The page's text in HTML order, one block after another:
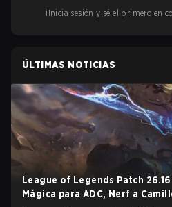
¡Inicia sesión y sé el primero en
ÚLTIMAS NOTICIAS
League of Legends Patch
Mágica para ADC, Nerf a